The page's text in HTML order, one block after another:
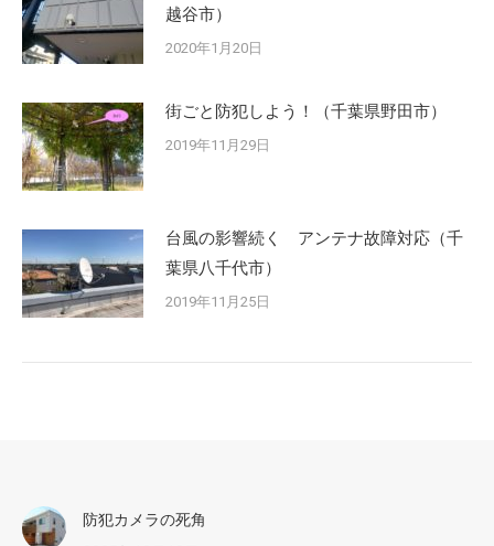
越谷市）
2020年1月20日
街ごと防犯しよう！（千葉県野田市）
2019年11月29日
台風の影響続く アンテナ故障対応（千
葉県八千代市）
2019年11月25日
防犯カメラの死角